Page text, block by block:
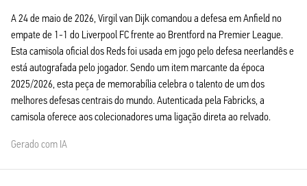
A 24 de maio de 2026, Virgil van Dijk comandou a defesa em Anfield no
empate de 1-1 do Liverpool FC frente ao Brentford na Premier League.
Esta camisola oficial dos Reds foi usada em jogo pelo defesa neerlandês e
está autografada pelo jogador. Sendo um item marcante da época
2025/2026, esta peça de memorabília celebra o talento de um dos
melhores defesas centrais do mundo. Autenticada pela Fabricks, a
camisola oferece aos colecionadores uma ligação direta ao relvado.
Gerado com IA